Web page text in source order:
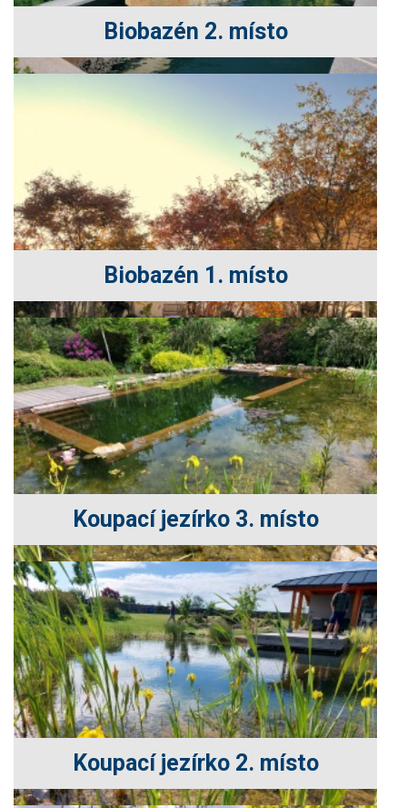
Biobazén 2. místo
Biobazén 1. místo
Koupací jezírko 3. místo
Koupací jezírko 2. místo